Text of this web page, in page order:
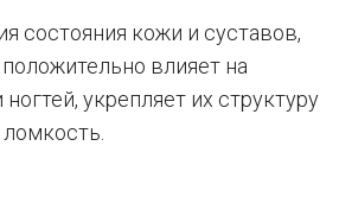
состояния кожи и суставов,
влияет на
укрепляет их структуру